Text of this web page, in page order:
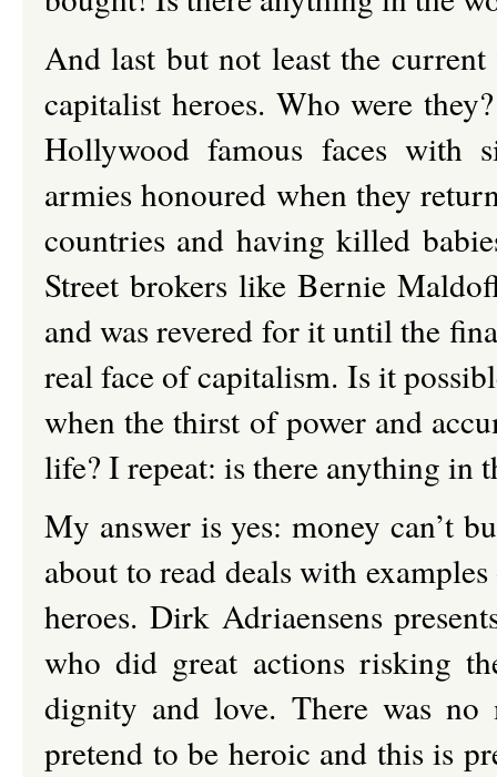
And last but not least the
capitalist heroes. Who were
Hollywood famous faces with
armies honoured when they
countries and having killed
Street brokers like Bernie
and was revered for it until the
real face of capitalism. Is it
when the thirst of power and
life? I repeat: is there anything in
My answer is yes: money can’t
about to read deals with
heroes. Dirk Adriaensens
who did great actions risking
dignity and love. There was
pretend to be heroic and this is